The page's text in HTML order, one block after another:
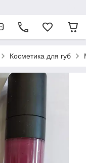
Косметика для губ